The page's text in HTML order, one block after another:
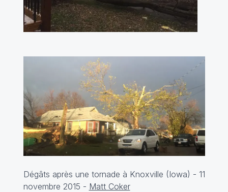
Dégâts après une tornade à Knoxville (Iowa) - 11
novembre 2015 - Matt Coker